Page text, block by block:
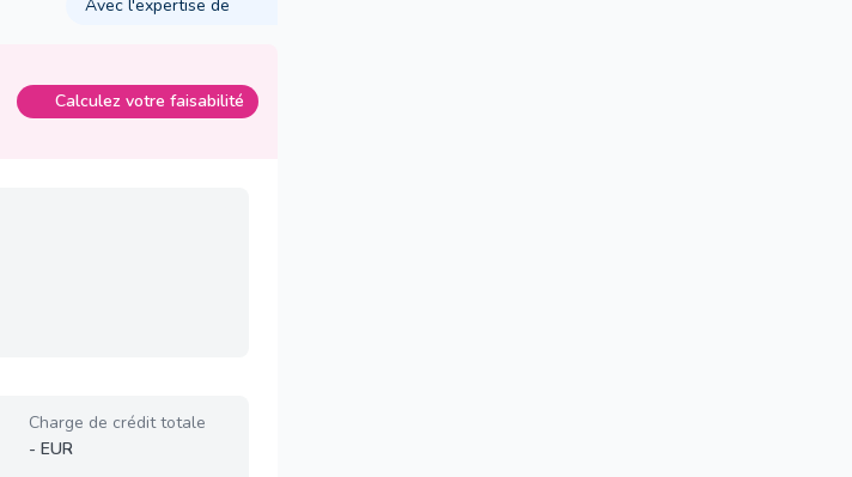
Avec l'expertise de
Calculez votre faisabilité
Charge de crédit totale
- EUR